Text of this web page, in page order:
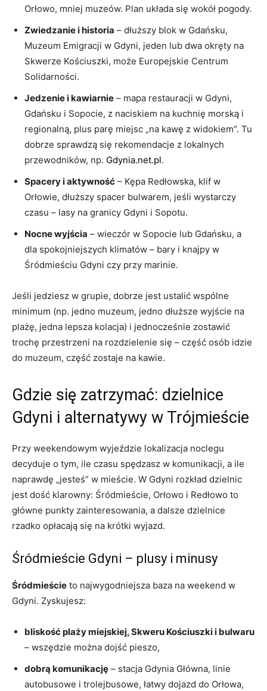
Orłowo, mniej muzeów. Plan układa się wokół pogody.
Zwiedzanie i historia – dłuższy blok w Gdańsku,
Muzeum Emigracji w Gdyni, jeden lub dwa okręty na
Skwerze Kościuszki, może Europejskie Centrum
Solidarności.
Jedzenie i kawiarnie – mapa restauracji w Gdyni,
Gdańsku i Sopocie, z naciskiem na kuchnię morską i
regionalną, plus parę miejsc „na kawę z widokiem”. Tu
dobrze sprawdzą się rekomendacje z lokalnych
przewodników, np. Gdynia.net.pl.
Spacery i aktywność – Kępa Redłowska, klif w
Orłowie, dłuższy spacer bulwarem, jeśli wystarczy
czasu – lasy na granicy Gdyni i Sopotu.
Nocne wyjścia – wieczór w Sopocie lub Gdańsku, a
dla spokojniejszych klimatów – bary i knajpy w
Śródmieściu Gdyni czy przy marinie.
Jeśli jedziesz w grupie, dobrze jest ustalić wspólne
minimum (np. jedno muzeum, jedno dłuższe wyjście na
plażę, jedna lepsza kolacja) i jednocześnie zostawić
trochę przestrzeni na rozdzielenie się – część osób idzie
do muzeum, część zostaje na kawie.
Gdzie się zatrzymać: dzielnice
Gdyni i alternatywy w Trójmieście
Przy weekendowym wyjeździe lokalizacja noclegu
decyduje o tym, ile czasu spędzasz w komunikacji, a ile
naprawdę „jesteś” w mieście. W Gdyni rozkład dzielnic
jest dość klarowny: Śródmieście, Orłowo i Redłowo to
główne punkty zainteresowania, a dalsze dzielnice
rzadko opłacają się na krótki wyjazd.
Śródmieście Gdyni – plusy i minusy
Śródmieście to najwygodniejsza baza na weekend w
Gdyni. Zyskujesz:
bliskość plaży miejskiej, Skweru Kościuszki i bulwaru
– wszędzie można dojść pieszo,
dobrą komunikację – stacja Gdynia Główna, linie
autobusowe i trolejbusowe, łatwy dojazd do Orłowa,